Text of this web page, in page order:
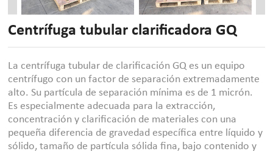
Centrífuga tubular clarificadora GQ
La centrífuga tubular de clarificación GQ es un equipo
centrífugo con un factor de separación extremadamente
alto. Su partícula de separación mínima es de 1 micrón.
Es especialmente adecuada para la extracción,
concentración y clarificación de materiales con una
pequeña diferencia de gravedad específica entre líquido y
sólido, tamaño de partícula sólida fina, bajo contenido y